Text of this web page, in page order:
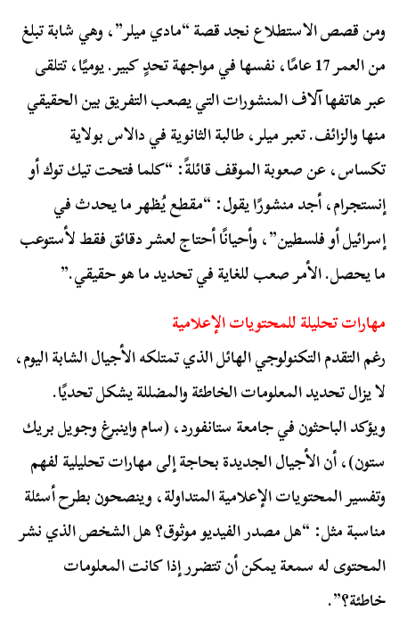
ومن قصص الاستطلاع نجد قصة “مادي ميلر”، وهي شابة تبلغ
من العمر 17 عامًا، نفسها في مواجهة تحدٍ كبير. يوميًا، تتلقى
عبر هاتفها آلاف المنشورات التي يصعب التفريق بين الحقيقي
منها والزائف. تعبر ميلر، طالبة الثانوية في دالاس بولاية
تكساس، عن صعوبة الموقف قائلةً: “كلما فتحت تيك توك أو
إنستجرام، أجد منشورًا يقول: “مقطع يُظهر ما يحدث في
إسرائيل أو فلسطين”، وأحيانًا أحتاج لعشر دقائق فقط لأستوعب
ما يحصل. الأمر صعب للغاية في تحديد ما هو حقيقي.”
مهارات تحليلة للمحتويات الإعلامية
رغم التقدم التكنولوجي الهائل الذي تمتلكه الأجيال الشابة اليوم،
لا يزال تحديد المعلومات الخاطئة والمضللة يشكل تحديًا.
ويؤكد الباحثون في جامعة ستانفورد، (سام واينبرغ وجويل بريك
ستون)، أن الأجيال الجديدة بحاجة إلى مهارات تحليلية لفهم
وتفسير المحتويات الإعلامية المتداولة، وينصحون بطرح أسئلة
مناسبة مثل: “هل مصدر الفيديو موثوق؟ هل الشخص الذي نشر
المحتوى له سمعة يمكن أن تتضرر إذا كانت المعلومات
خاطئة؟”.